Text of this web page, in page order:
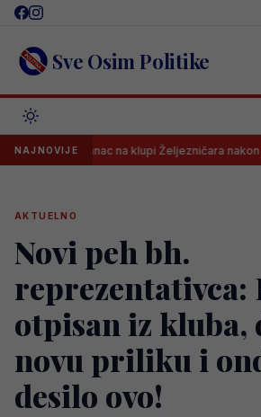
Skip
content Sve Osim Politike
NAJNOVIJE
Španac na klupi Željezničara nakon
AKTUELNO
Novi peh bh.
reprezentativca:
otpisan iz kluba,
novu priliku i
desilo ovo!